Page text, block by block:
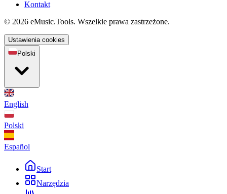
Kontakt
© 2026 eMusic.Tools. Wszelkie prawa zastrzeżone.
Ustawienia cookies
Polski
English
Polski
Español
Start
Narzędzia